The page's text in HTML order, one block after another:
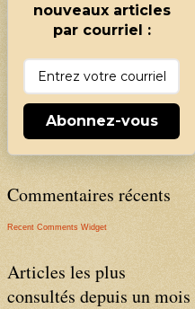
nouveaux articles
par courriel :
Abonnez-vous
Commentaires récents
Recent Comments Widget
Articles les plus
consultés depuis un mois